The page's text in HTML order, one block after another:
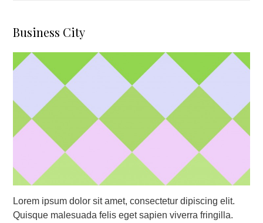
Business City
Lorem ipsum dolor sit amet, consectetur dipiscing elit.
Quisque malesuada felis eget sapien viverra fringilla.